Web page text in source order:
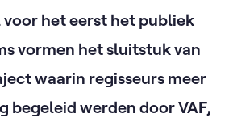
het eerst het publiek
vormen het sluitstuk van
waarin regisseurs meer
begeleid werden door VAF,